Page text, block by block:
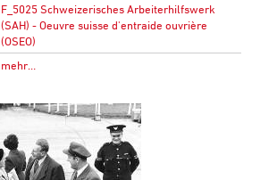
F_5025 Schweizerisches Arbeiterhilfswerk
(SAH) - Oeuvre suisse d'entraide ouvrière
(OSEO)
mehr…